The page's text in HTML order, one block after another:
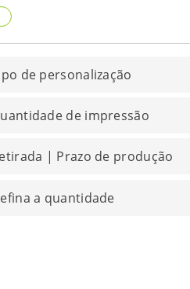
de personalização
de impressão
| Prazo de produção
a quantidade